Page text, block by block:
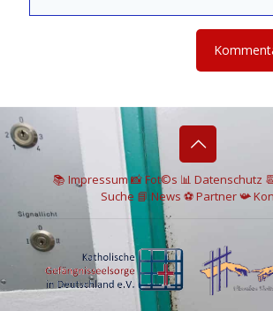
📚 Impressum📸Fot©s 📊 Datenschutz
Suche 📘 News ⚽Partner📯